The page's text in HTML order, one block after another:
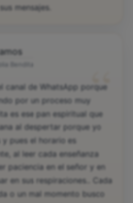
mensajes.
“
canal de WhatsApp porque
por un proceso muy
es ese pan espiritual que
al despertar porque yo
pues el horario es
al leer cada enseñanza
paciencia en el señor y en
en sus respiraciones.. Cada
o un mal momento busco